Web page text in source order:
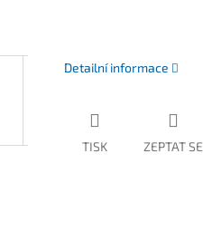
Detailní informace
TISK ZEPTAT SE